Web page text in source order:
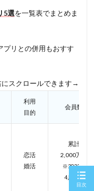
5選を一覧表でまとめま
プリとの併用もおすす
スクロールできます→
利用
目的
会員数
恋活
婚活
累計
2,000万人
※2022年
4月
時点
目次